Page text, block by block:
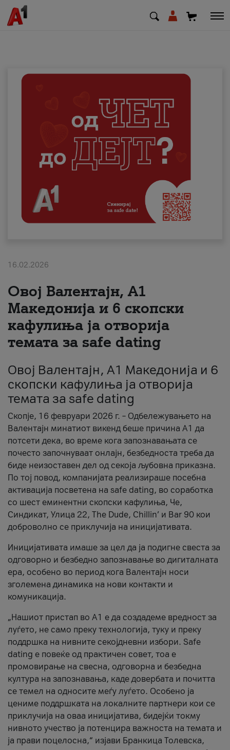
Деловни
Поддршка
Надополни кредит
Плати сметка
#ПодобарОнлајн
16.02.2026
Овој Валентајн, A1
Македонија и 6 скопски
кафулиња ја отворија
темата за safe dating
Овој Валентајн, A1 Македонија и 6
скопски кафулиња ја отворија
темата за safe dating
Скопје, 16 февруари 2026 г. – Одбележувањето на
Валентајн минатиот викенд беше причина А1 да
потсети дека, во време кога запознавањата се
почесто започнуваат онлајн, безбедноста треба да
биде неизоставен дел од секоја љубовна приказна.
По тој повод, компанијата реализираше посебна
активација посветена на safe dating, во соработка
со шест еминентни скопски кафулиња, Че,
Синдикат, Улица 22, The Dude, Chillin’ и Bar 90 кои
доброволно се приклучија на иницијативата.
Иницијативата имаше за цел да ја подигне свеста за
одговорно и безбедно запознавање во дигиталната
ера, особено во период кога Валентајн носи
зголемена динамика на нови контакти и
комуникација.
„Нашиот пристап во А1 е да создадеме вредност за
луѓето, не само преку технологија, туку и преку
поддршка на нивните секојдневни избори. Safe
dating е повеќе од практичен совет, тоа е
промовирање на свесна, одговорна и безбедна
култура на запознавања, каде довербата и почитта
се темел на односите меѓу луѓето. Особено ја
цениме поддршката на локалните партнери кои се
приклучија на оваа иницијатива, бидејќи токму
нивното учество ја потенцира важноста на темата и
ја прави поцелосна,“ изјави Бранкица Толевска,